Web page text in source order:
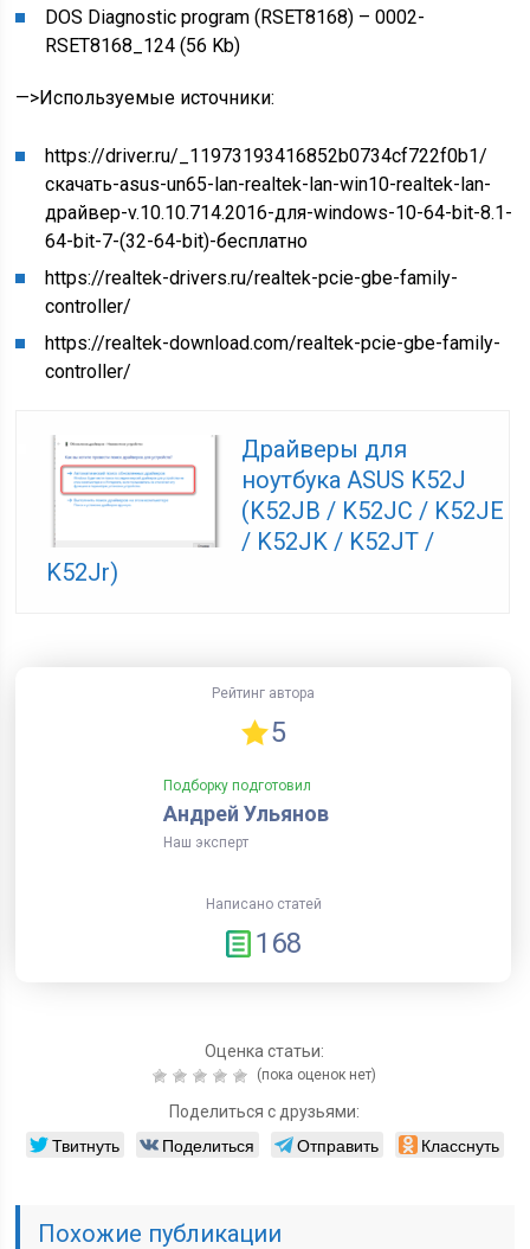
DOS Diagnostic program (RSET8168) – 0002-
RSET8168_124 (56 Kb)
—>Используемые источники:
https://driver.ru/_11973193416852b0734cf722f0b1/
скачать-asus-un65-lan-realtek-lan-win10-realtek-lan-
драйвер-v.10.10.714.2016-для-windows-10-64-bit-8.1-
64-bit-7-(32-64-bit)-бесплатно
https://realtek-drivers.ru/realtek-pcie-gbe-family-
controller/
https://realtek-download.com/realtek-pcie-gbe-family-
controller/
Драйверы для
ноутбука ASUS K52J
(K52JB / K52JC / K52JE
/ K52JK / K52JT /
K52Jr)
Рейтинг автора
5
Подборку подготовил
Андрей Ульянов
Наш эксперт
Написано статей
168
Оценка статьи:
(пока оценок нет)
Поделиться с друзьями:
Твитнуть Поделиться Отправить Класснуть
Похожие публикации